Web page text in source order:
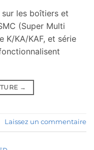
les boîtiers et
(Super Multi
K/KA/KAF, et série
→
Laissez un commentaire